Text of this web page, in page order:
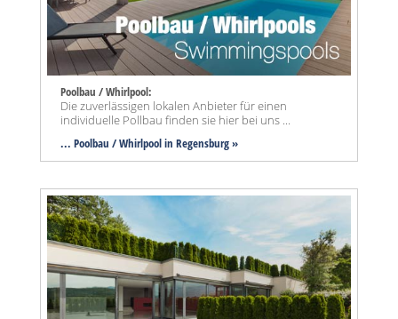
Poolbau / Whirlpool:
Die zuverlässigen lokalen Anbieter für einen
individuelle Pollbau finden sie hier bei uns ...
... Poolbau / Whirlpool in Regensburg »